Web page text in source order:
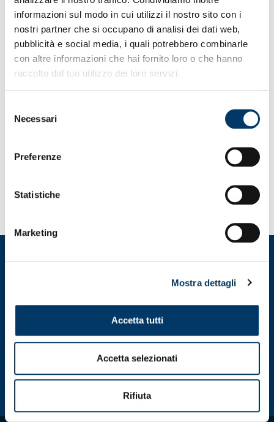
informazioni sul modo in cui utilizzi il nostro sito con i
nostri partner che si occupano di analisi dei dati web,
pubblicità e social media, i quali potrebbero combinarle
con altre informazioni che hai fornito loro o che hanno
raccolto dal tuo utilizzo dei loro servizi.
delNecessari
Preferenze
Statistiche
Marketing
Mostra dettagli
Accetta tutti
Accetta selezionati
Rifiuta
CATEGORIES
Giovanile
Partite
Stampa